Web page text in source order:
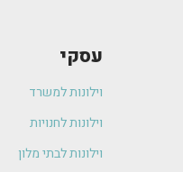
עסקי
וילונות למשרד
וילונות לחנויות
וילונות לבתי מלון